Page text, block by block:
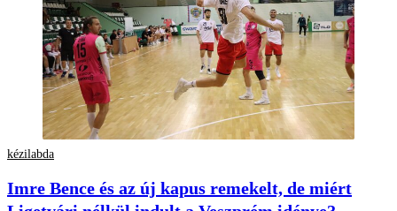
kézilabda
Imre Bence és az új kapus remekelt, de miért